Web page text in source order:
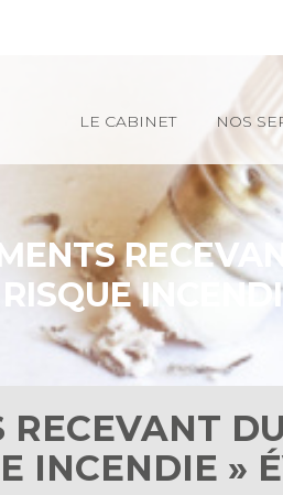
Principal
LE CABINET NOS
RISQUE
RECEVANT
INCENDIE »